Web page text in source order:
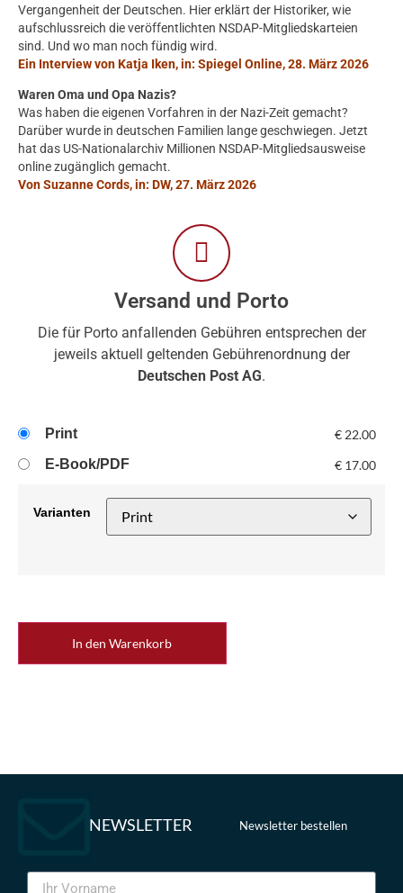
Vergangenheit der Deutschen. Hier erklärt der Historiker, wie
aufschlussreich die veröffentlichten NSDAP-Mitgliedskarteien
sind. Und wo man noch fündig wird.
Ein Interview von Katja Iken, in: Spiegel Online, 28. März 2026
Waren Oma und Opa Nazis?
Was haben die eigenen Vorfahren in der Nazi-Zeit gemacht?
Darüber wurde in deutschen Familien lange geschwiegen. Jetzt
hat das US-Nationalarchiv Millionen NSDAP-Mitgliedsausweise
online zugänglich gemacht.
Von Suzanne Cords, in: DW, 27. März 2026
Versand und Porto
Die für Porto anfallenden Gebühren entsprechen der
jeweils aktuell geltenden Gebührenordnung der
Deutschen Post AG.
Print €22.00
E-Book/PDF
€ 17.00
Varianten
In den Warenkorb
NEWSLETTER Newsletter bestellen